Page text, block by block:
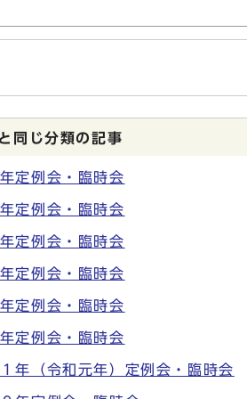
同じ分類の記事
定例会・臨時会
定例会・臨時会
定例会・臨時会
定例会・臨時会
定例会・臨時会
定例会・臨時会
年（令和元年）定例会・臨時会